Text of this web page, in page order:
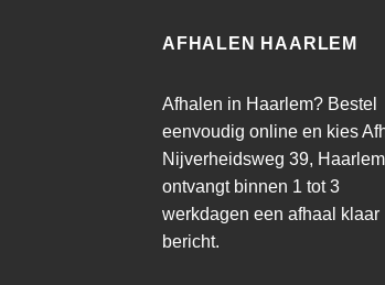
AFHALEN HAARLEM
Afhalen in Haarlem? Bestel
eenvoudig online en kies
Nijverheidsweg 39,
ontvangt binnen 1 tot 3
werkdagen een afhaal klaar
bericht.